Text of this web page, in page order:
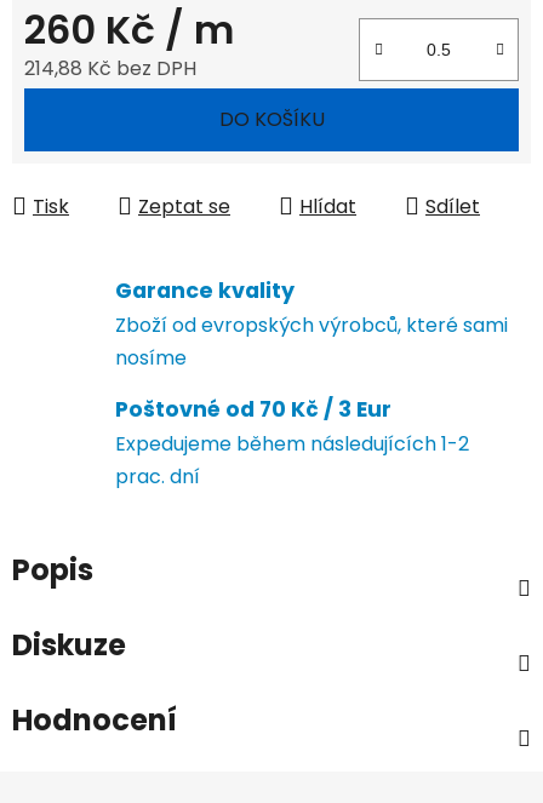
260 Kč / m
214,88 Kč bez DPH
DO KOŠÍKU
Tisk Zeptat se Hlídat Sdílet
Garance kvality
Zboží od evropských výrobců, které sami
nosíme
Poštovné od 70 Kč / 3 Eur
Expedujeme během následujících 1-2
prac. dní
Popis
Diskuze
Hodnocení